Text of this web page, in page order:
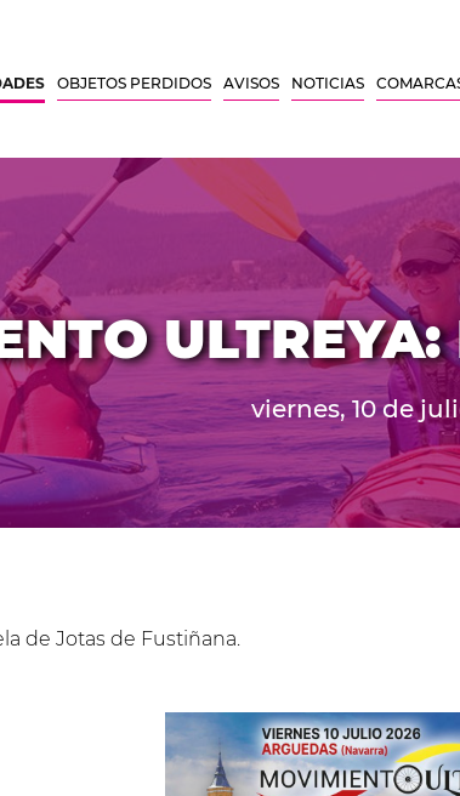
OBJETOS PERDIDOS AVISOS NOTICIAS
viernes, 10 de
de Jotas de Fustiñana.